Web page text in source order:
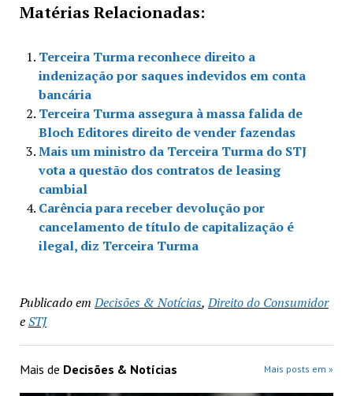
Matérias Relacionadas:
Terceira Turma reconhece direito a
indenização por saques indevidos em conta
bancária
Terceira Turma assegura à massa falida de
Bloch Editores direito de vender fazendas
Mais um ministro da Terceira Turma do STJ
vota a questão dos contratos de leasing
cambial
Carência para receber devolução por
cancelamento de título de capitalização é
ilegal, diz Terceira Turma
Publicado em Decisões & Notícias,Direito do Consumidor
eSTJ
Mais de Decisões & Notícias Mais posts em »